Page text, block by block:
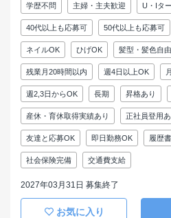
学歴不問 主婦・主夫歓迎 U・Iタ
40代以上も応募可 50代以上も応募可
ネイルOK ひげOK 髪型・髪色自由
残業月20時間以内 週4日以上OK
週2,3日からOK 長期 昇格あり
産休・育休取得実績あり 正社員登用あ
友達と応募OK 即日勤務OK 履歴
社会保険完備 交通費支給
2027年03月31日 募集終了
お気に入り